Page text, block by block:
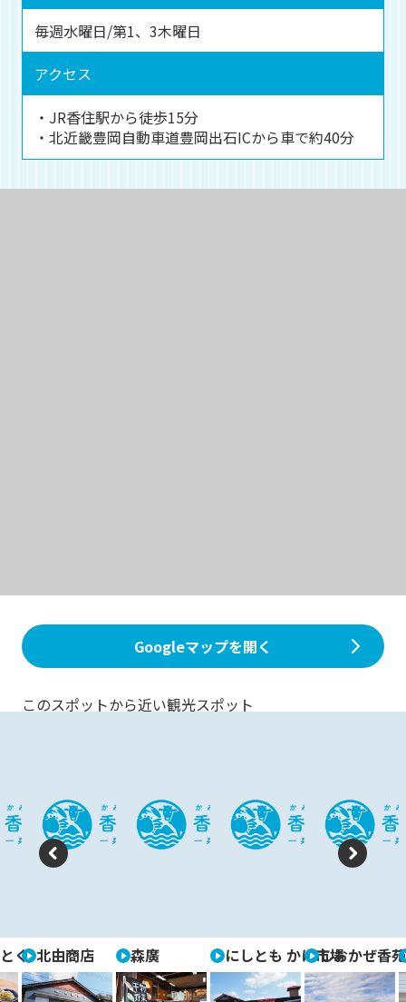
毎週水曜日/第1、3木曜日
アクセス
・JR香住駅から徒歩15分
・北近畿豊岡自動車道豊岡出石ICから車で約40分
Googleマップを開く
このスポットから近い観光スポット
vi
o
xt
く 北由商店 森廣 にしとも かに市場しおかぜ香苑